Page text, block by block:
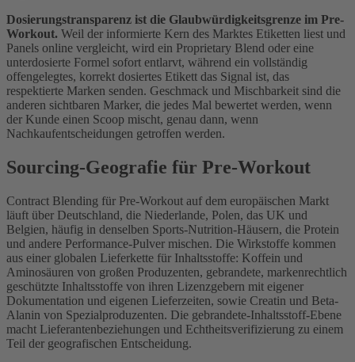
Dosierungstransparenz ist die Glaubwürdigkeitsgrenze im Pre-
Workout. Weil der informierte Kern des Marktes Etiketten liest und
Panels online vergleicht, wird ein Proprietary Blend oder eine
unterdosierte Formel sofort entlarvt, während ein vollständig
offengelegtes, korrekt dosiertes Etikett das Signal ist, das
respektierte Marken senden. Geschmack und Mischbarkeit sind die
anderen sichtbaren Marker, die jedes Mal bewertet werden, wenn
der Kunde einen Scoop mischt, genau dann, wenn
Nachkaufentscheidungen getroffen werden.
Sourcing-Geografie für Pre-Workout
Contract Blending für Pre-Workout auf dem europäischen Markt
läuft über Deutschland, die Niederlande, Polen, das UK und
Belgien, häufig in denselben Sports-Nutrition-Häusern, die Protein
und andere Performance-Pulver mischen. Die Wirkstoffe kommen
aus einer globalen Lieferkette für Inhaltsstoffe: Koffein und
Aminosäuren von großen Produzenten, gebrandete, markenrechtlich
geschützte Inhaltsstoffe von ihren Lizenzgebern mit eigener
Dokumentation und eigenen Lieferzeiten, sowie Creatin und Beta-
Alanin von Spezialproduzenten. Die gebrandete-Inhaltsstoff-Ebene
macht Lieferantenbeziehungen und Echtheitsverifizierung zu einem
Teil der geografischen Entscheidung.